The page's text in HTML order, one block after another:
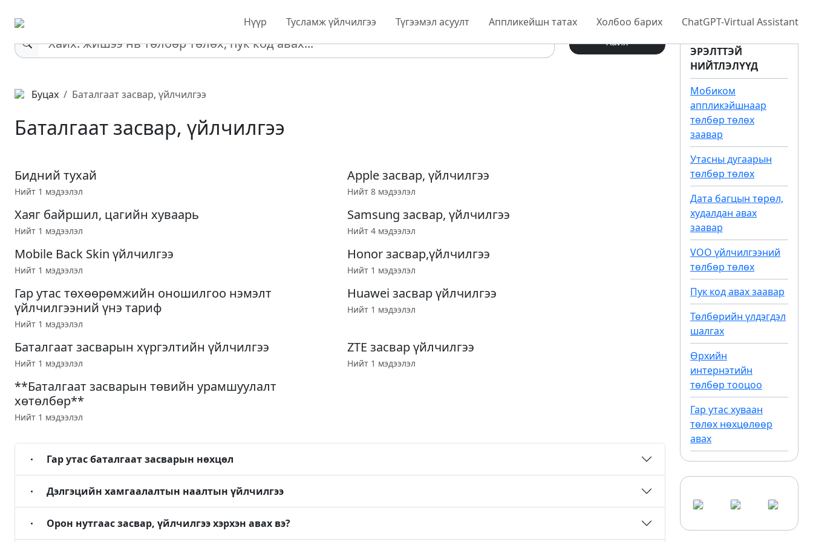
Нүүр Тусламж үйлчилгээ Түгээмэл асуулт Аппликейшн татах Холбоо барих
ChatGPT-Virtual Assistant
Хайх
Буцах Баталгаат засвар, үйлчилгээ
Баталгаат засвар, үйлчилгээ
Бидний тухай
Нийт 1 мэдээлэл
Apple засвар, үйлчилгээ
Нийт 8 мэдээлэл
Хаяг байршил, цагийн хуваарь
Нийт 1 мэдээлэл
Samsung засвар, үйлчилгээ
Нийт 4 мэдээлэл
Mobile Back Skin үйлчилгээ
Нийт 1 мэдээлэл
Honor засвар,үйлчилгээ
Нийт 1 мэдээлэл
Гар утас төхөөрөмжийн оношилгоо нэмэлт
үйлчилгээний үнэ тариф
Нийт 1 мэдээлэл
Huawei засвар үйлчилгээ
Нийт 1 мэдээлэл
Баталгаат засварын хүргэлтийн үйлчилгээ
Нийт 1 мэдээлэл
ZTE засвар үйлчилгээ
Нийт 1 мэдээлэл
**Баталгаат засварын төвийн урамшуулалт
хөтөлбөр**
Нийт 1 мэдээлэл
Гар утас баталгаат засварын нөхцөл
Дэлгэцийн хамгаалалтын наалтын үйлчилгээ
Орон нутгаас засвар, үйлчилгээ хэрхэн авах вэ?
ЭРЭЛТТЭЙ
НИЙТЛЭЛҮҮД
Мобиком
аппликэйшнаар
төлбөр төлөх
заавар
Утасны дугаарын
төлбөр төлөх
Дата багцын төрөл,
худалдан авах
заавар
VOO үйлчилгээний
төлбөр төлөх
Пук код авах заавар
Төлбөрийн үлдэгдэл
шалгах
Өрхийн
интернэтийн
төлбөр тооцоо
Гар утас хуваан
төлөх нөхцөлөөр
авах